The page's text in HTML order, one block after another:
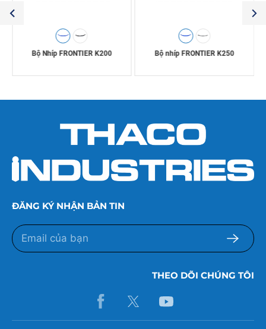
Bộ Nhíp FRONTIER K200 Bộ nhíp FRONTIER K250
ĐĂNG KÝ NHẬN BẢN TIN
THEO DÕI CHÚNG TÔI